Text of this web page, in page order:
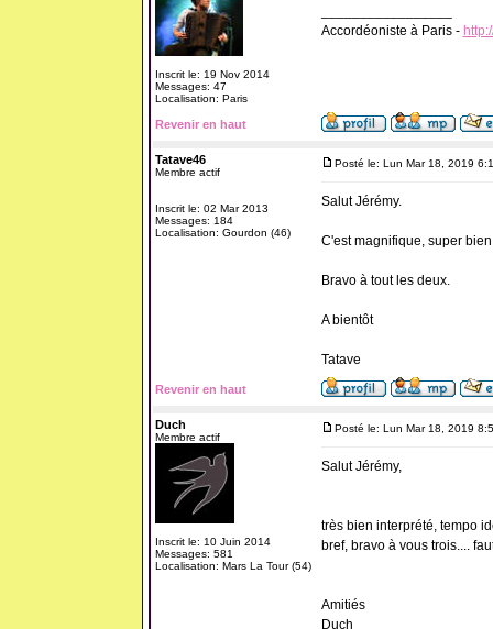
Inscrit le: 19 Nov 2014
Messages: 47
Localisation: Paris
Accordéoniste à Paris -
Revenir en haut
Tatave46
Membre actif
Inscrit le: 02 Mar 2013
Messages: 184
Localisation: Gourdon (46)
Posté le: Lun Mar 18, 2019
Salut Jérémy.
C'est magnifique, super
Bravo à tout les deux.
A bientôt
Tatave
Revenir en haut
Duch
Membre actif
Inscrit le: 10 Juin 2014
Messages: 581
Localisation: Mars La Tour (54)
Posté le: Lun Mar 18, 2019
Salut Jérémy,
très bien interprété, tempo
bref, bravo à vous trois....
Amitiés
Duch